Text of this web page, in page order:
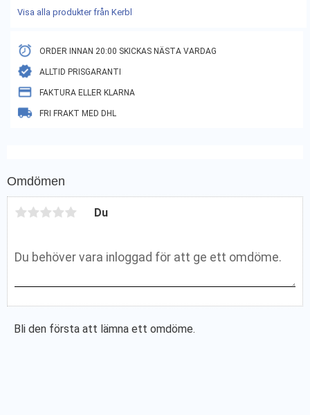
Visa alla produkter från Kerbl
ORDER INNAN 20:00 SKICKAS NÄSTA VARDAG
ALLTID PRISGARANTI
FAKTURA ELLER KLARNA
FRI FRAKT MED DHL
Omdömen
Du
Bli den första att lämna ett omdöme.